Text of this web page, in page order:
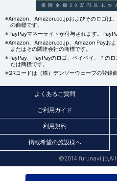
※Amazon、Amazon.co.jpおよびそのロゴは
の商標です。
※PayPayマネーライトが付与されます。
※Amazon、Amazon.co.jp、Amazon Payお
またはその関連会社の商標です。
※PayPay、PayPayのロゴ、ペイペイ、Ｐの
たは商標です。
※QRコードは（株）デンソーウェーブの登録商
よくあるご質問
ご利用ガイド
利用規約
掲載希望の施設様へ
©2014 furunavi.jp,All